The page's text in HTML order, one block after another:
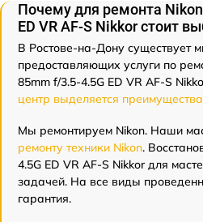
Почему для ремонта
ED VR AF-S Nikkor стоит
В Ростове-на-Дону существует
предоставляющих услуги по
85mm f/3.5-4.5G ED VR AF-S
центр выделяется
Мы ремонтируем Nikon. Наши
ремонту техники Nikon.
4.5G ED VR AF-S Nikkor для
задачей. На все виды
гарантия.